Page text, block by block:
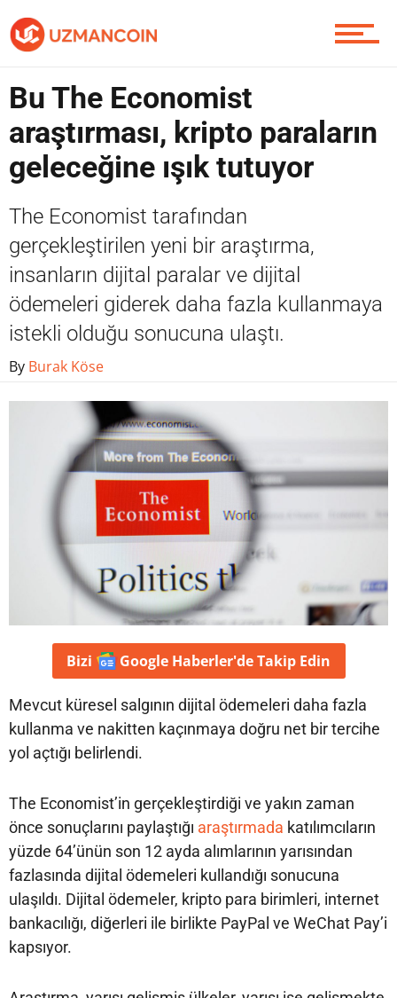
Piyasa
Contact / İletişim
Bu The Economist
araştırması, kripto paraların
geleceğine ışık tutuyor
The Economist tarafından
gerçekleştirilen yeni bir araştırma,
insanların dijital paralar ve dijital
ödemeleri giderek daha fazla kullanmaya
istekli olduğu sonucuna ulaştı.
By Burak Köse
Bizi Google Haberler'deTakip Edin
Mevcut küresel salgının dijital ödemeleri daha fazla
kullanma ve nakitten kaçınmaya doğru net bir tercihe
yol açtığı belirlendi.
The Economist’in gerçekleştirdiği ve yakın zaman
önce sonuçlarını paylaştığı araştırmada katılımcıların
yüzde 64’ünün son 12 ayda alımlarının yarısından
fazlasında dijital ödemeleri kullandığı sonucuna
ulaşıldı. Dijital ödemeler, kripto para birimleri, internet
bankacılığı, diğerleri ile birlikte PayPal ve WeChat Pay’i
kapsıyor.